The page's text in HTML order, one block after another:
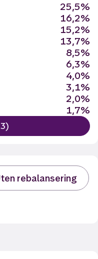
25,5%
16,2%
15,2%
13,7%
8,5%
6,3%
4,0%
3,1%
2,0%
1,7%
rebalansering